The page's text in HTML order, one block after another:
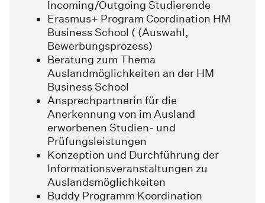
Incoming/Outgoing Studierende
Erasmus+ Program Coordination HM
Business School ( (Auswahl,
Bewerbungsprozess)
Beratung zum Thema
Auslandmöglichkeiten an der HM
Business School
Ansprechpartnerin für die
Anerkennung von im Ausland
erworbenen Studien- und
Prüfungsleistungen
Konzeption und Durchführung der
Informationsveranstaltungen zu
Auslandsmöglichkeiten
Buddy Programm Koordination